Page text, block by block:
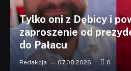
Tylko oni z Dębicy i
zaproszenie od
do Pałacu
Redakcja 07.08.2026 0